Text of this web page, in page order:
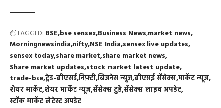
TAGGED: BSE bse sensex Business News market news
Morningnewsindia nifty NSE India sensex live updates
sensex today share market share market news
Share market updates stock market latest update
trade-bseट्रेड-बीएसईनिफ़्टीबिजनेस न्यूजबीएसई सेंसेक्समार्केट न्यूज
शेयर मार्केट शेयर मार्केट न्यूजसेंसेक्स टुडेसेंसेक्स लाइव अपडेट
स्टॉक मार्केट लेटेस्ट अपडेट